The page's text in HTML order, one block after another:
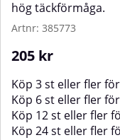
hög täckförmåga.
Artnr: 385773
205 kr
Köp 3 st eller fler för
Köp 6 st eller fler för
Köp 12 st eller fler
Köp 24 st eller fler